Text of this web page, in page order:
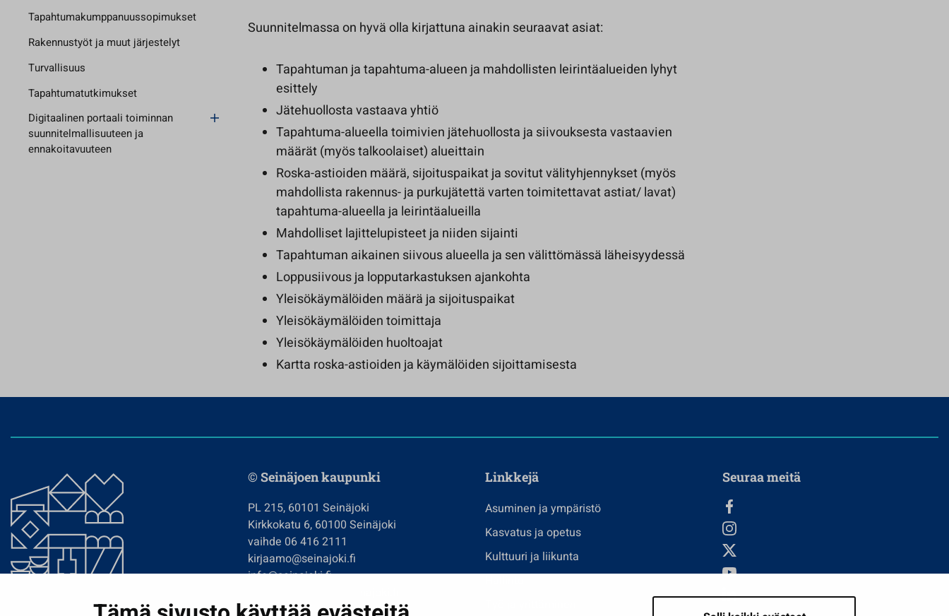
Tapahtumakumppanuussopimukset
Rakennustyöt ja muut järjestelyt
Turvallisuus
Tapahtumatutkimukset
Digitaalinen portaali toiminnan
suunnitelmallisuuteen ja
ennakoitavuuteen
Suunnitelmassa on hyvä olla kirjattuna ainakin seuraavat asiat:
Tapahtuman ja tapahtuma-alueen ja mahdollisten leirintäalueiden lyhyt
esittely
Jätehuollosta vastaava yhtiö
Tapahtuma-alueella toimivien jätehuollosta ja siivouksesta vastaavien
määrät (myös talkoolaiset) alueittain
Roska-astioiden määrä, sijoituspaikat ja sovitut välityhjennykset (myös
mahdollista rakennus- ja purkujätettä varten toimitettavat astiat/ lavat)
tapahtuma-alueella ja leirintäalueilla
Mahdolliset lajittelupisteet ja niiden sijainti
Tapahtuman aikainen siivous alueella ja sen välittömässä läheisyydessä
Loppusiivous ja lopputarkastuksen ajankohta
Yleisökäymälöiden määrä ja sijoituspaikat
Yleisökäymälöiden toimittaja
Yleisökäymälöiden huoltoajat
Kartta roska-astioiden ja käymälöiden sijoittamisesta
© Seinäjoen kaupunki
PL 215, 60101 Seinäjoki
Kirkkokatu 6, 60100 Seinäjoki
vaihde 06 416 2111
kirjaamo@seinajoki.fi
info@seinajoki.fi
Linkkejä
Asuminen ja ympäristö
Kasvatus ja opetus
Kulttuuri ja liikunta
Seuraa meitä